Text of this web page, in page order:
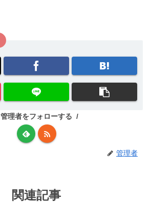
管理者をフォローする
管理者
関連記事